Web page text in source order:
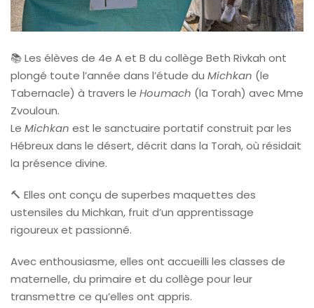
📚 Les élèves de 4e A et B du collège Beth Rivkah ont
plongé toute l’année dans l’étude du Michkan (le
Tabernacle) à travers le Houmach (la Torah) avec Mme
Zvouloun.
Le Michkan est le sanctuaire portatif construit par les
Hébreux dans le désert, décrit dans la Torah, où résidait
la présence divine.
🔨 Elles ont conçu de superbes maquettes des
ustensiles du Michkan, fruit d’un apprentissage
rigoureux et passionné.
Avec enthousiasme, elles ont accueilli les classes de
maternelle, du primaire et du collège pour leur
transmettre ce qu’elles ont appris.